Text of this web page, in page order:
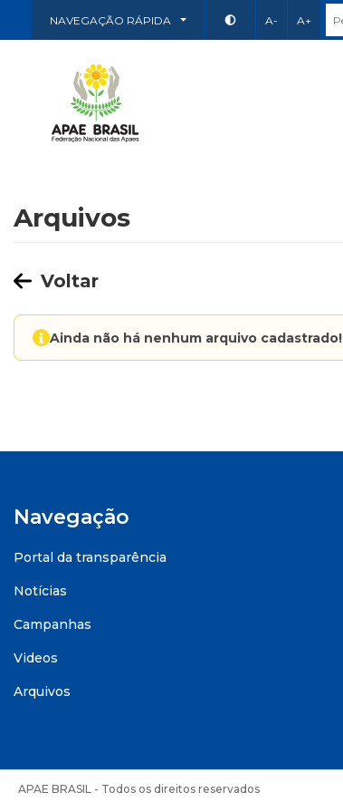
NAVEGAÇÃO RÁPIDA A- A+
Arquivos
Voltar
Ainda não há nenhum arquivo cadastrado!
Navegação
Portal da transparência
Notícias
Campanhas
Videos
Arquivos
APAE BRASIL - Todos os direitos reservados